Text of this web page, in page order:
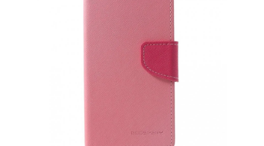
BRAŠNY NA NOTEBOOKY
POUZDRA, OBALY NA APPLE AIRPODS
DOPRAVA A PLATBA